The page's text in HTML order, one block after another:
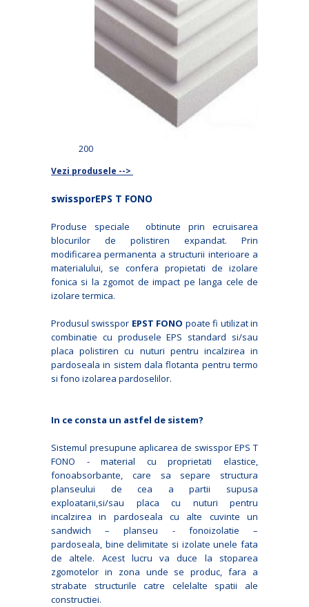
200
Vezi produsele -->
swissporEPS T FONO
Produse speciale obtinute prin ecruisarea
blocurilor de polistiren expandat. Prin
modificarea permanenta a structurii interioare a
materialului, se confera propietati de izolare
fonica si la zgomot de impact pe langa cele de
izolare termica.
Produsul swisspor EPST FONO poate fi utilizat in
combinatie cu produsele EPS standard si/sau
placa polistiren cu nuturi pentru incalzirea in
pardoseala in sistem dala flotanta pentru termo
si fono izolarea pardoselilor.
In ce consta un astfel de sistem?
Sistemul presupune aplicarea de swisspor EPS T
FONO - material cu proprietati elastice,
fonoabsorbante, care sa separe structura
planseului de cea a partii supusa
exploatarii,si/sau placa cu nuturi pentru
incalzirea in pardoseala cu alte cuvinte un
sandwich – planseu - fonoizolatie –
pardoseala, bine delimitate si izolate unele fata
de altele. Acest lucru va duce la stoparea
zgomotelor in zona unde se produc, fara a
strabate structurile catre celelalte spatii ale
constructiei.